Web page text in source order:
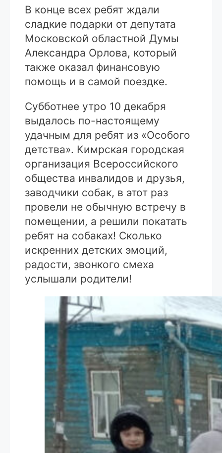
В конце всех ребят ждали
сладкие подарки от депутата
Московской областной Думы
Александра Орлова, который
также оказал финансовую
помощь и в самой поездке.
Субботнее утро 10 декабря
выдалось по-настоящему
удачным для ребят из «Особого
детства». Кимрская городская
организация Всероссийского
общества инвалидов и друзья,
заводчики собак, в этот раз
провели не обычную встречу в
помещении, а решили покатать
ребят на собаках! Сколько
искренних детских эмоций,
радости, звонкого смеха
услышали родители!